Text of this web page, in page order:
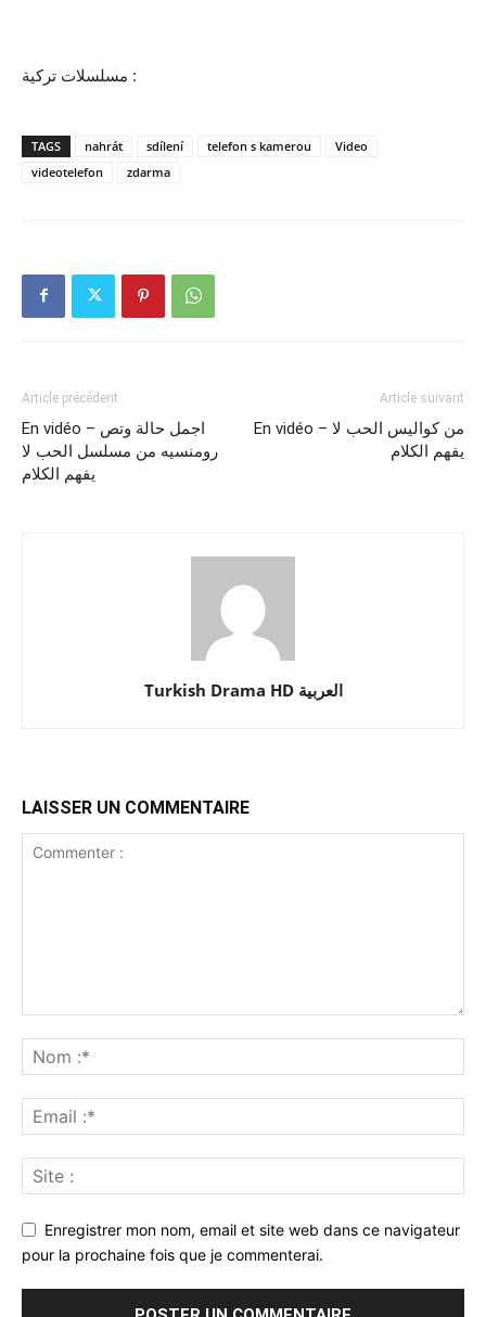
مسلسلات تركية :
TAGS nahrát sdílení telefon s kamerou
Video
videotelefon
zdarma
Article précédent
En vidéo – اجمل حالة وتص
رومنسيه من مسلسل الحب لا
يفهم الكلام
Article suivant
En vidéo – من كواليس الحب لا
يفهم الكلام
Turkish Drama HD العربية
LAISSER UN COMMENTAIRE
Enregistrer mon nom, email et site web dans ce navigateur
pour la prochaine fois que je commenterai.